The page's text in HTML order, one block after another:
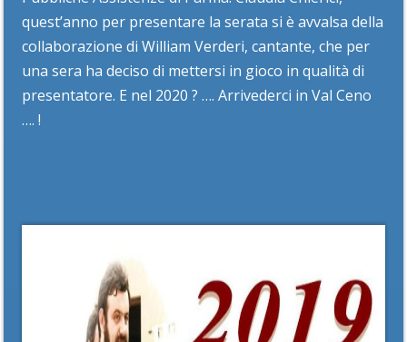
quest’anno per presentare la serata si è avvalsa della
collaborazione di William Verderi, cantante, che per
una sera ha deciso di mettersi in gioco in qualità di
presentatore. E nel 2020 ? …. Arrivederci in Val Ceno
…. !